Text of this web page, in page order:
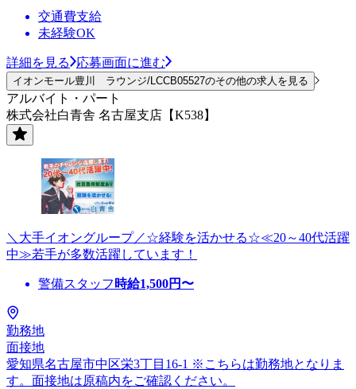
交通費支給
未経験OK
詳細を見る 応募画面に進む
イオンモール豊川 ラウンジ/LCCB05527のその他の求人を見る
アルバイト・パート
株式会社白青舎 名古屋支店【K538】
＼大手イオングループ／☆経験を活かせる☆≪20～40代活躍
中≫若手が多数活躍しています！
警備スタッフ 時給1,500円〜
勤務地
面接地
愛知県名古屋市中区栄3丁目16-1 ※こちらは勤務地となりま
す。面接地は原稿内をご確認ください。